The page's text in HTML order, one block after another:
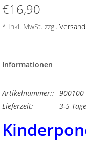
€16,90
* Inkl. MwSt. zzgl.
Informationen
Artikelnummer:: 900100
Lieferzeit:
3-5 Tage